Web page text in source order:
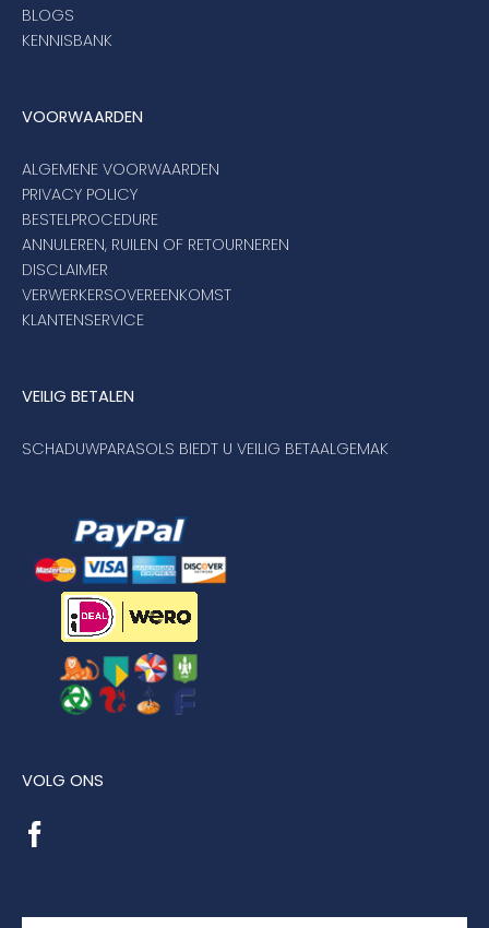
BLOGS
KENNISBANK
VOORWAARDEN
ALGEMENE VOORWAARDEN
PRIVACY POLICY
BESTELPROCEDURE
ANNULEREN, RUILEN OF RETOURNEREN
DISCLAIMER
VERWERKERSOVEREENKOMST
KLANTENSERVICE
VEILIG BETALEN
SCHADUWPARASOLS BIEDT U VEILIG BETAALGEMAK
VOLG ONS